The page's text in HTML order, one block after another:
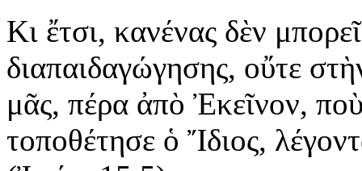
Κι ἔτσι, κανένας δὲν
διαπαιδαγώγησης, οὔτε
μᾶς, πέρα ἀπὸ Ἐκεῖνον,
τοποθέτησε ὁ Ἴδιος,